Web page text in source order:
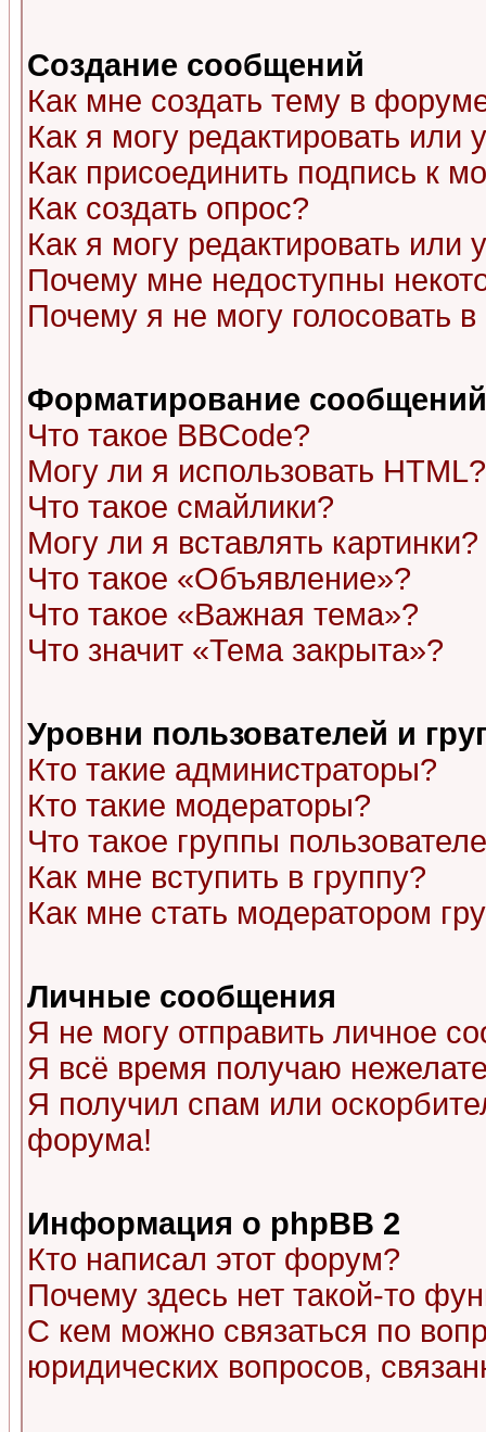
Создание сообщений
Как мне создать тему в
Как я могу редактировать или
Как присоединить подпись к
Как создать опрос?
Как я могу редактировать или
Почему мне недоступны
Почему я не могу голосовать
Форматирование
Что такое BBCode?
Могу ли я использовать HTML?
Что такое смайлики?
Могу ли я вставлять картинки?
Что такое «Объявление»?
Что такое «Важная тема»?
Что значит «Тема закрыта»?
Уровни пользователей и
Кто такие администраторы?
Кто такие модераторы?
Что такое группы
Как мне вступить в группу?
Как мне стать модератором
Личные сообщения
Я не могу отправить личное
Я всё время получаю
Я получил спам или
форума!
Информация о phpBB 2
Кто написал этот форум?
Почему здесь нет такой-то
С кем можно связаться по
юридических вопросов,